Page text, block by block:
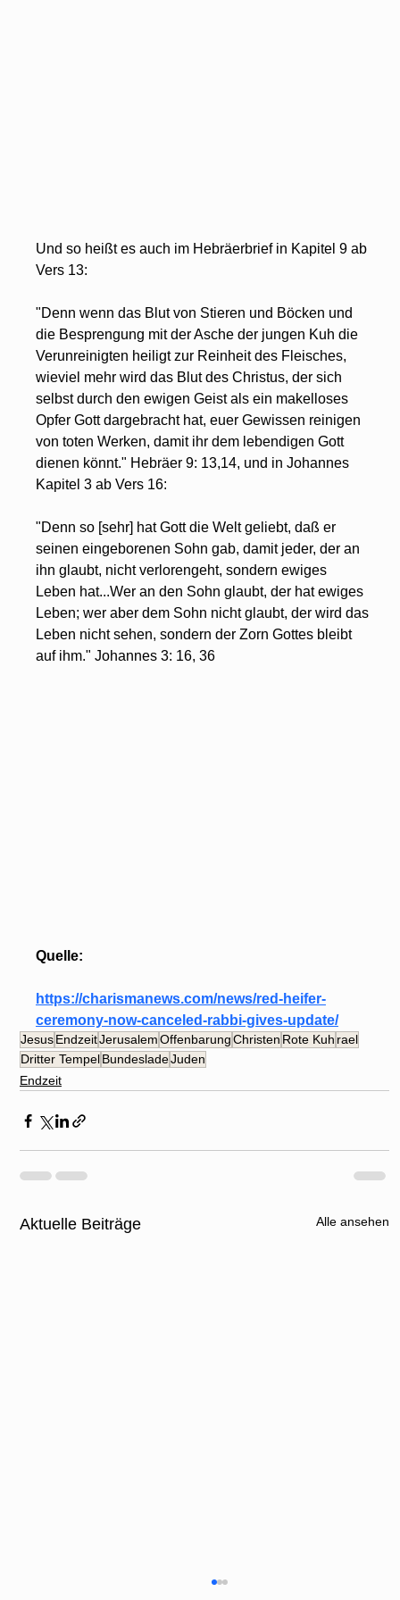
Und so heißt es auch im Hebräerbrief in Kapitel 9 ab
Vers 13:
"Denn wenn das Blut von Stieren und Böcken und
die Besprengung mit der Asche der jungen Kuh die
Verunreinigten heiligt zur Reinheit des Fleisches,
wieviel mehr wird das Blut des Christus, der sich
selbst durch den ewigen Geist als ein makelloses
Opfer Gott dargebracht hat, euer Gewissen reinigen
von toten Werken, damit ihr dem lebendigen Gott
dienen könnt." Hebräer 9: 13,14, und in Johannes
Kapitel 3 ab Vers 16:
"Denn so [sehr] hat Gott die Welt geliebt, daß er
seinen eingeborenen Sohn gab, damit jeder, der an
ihn glaubt, nicht verlorengeht, sondern ewiges
Leben hat...Wer an den Sohn glaubt, der hat ewiges
Leben; wer aber dem Sohn nicht glaubt, der wird das
Leben nicht sehen, sondern der Zorn Gottes bleibt
auf ihm." Johannes 3: 16, 36
Quelle:
https://charismanews.com/news/red-heifer-
ceremony-now-canceled-rabbi-gives-update/
JesusEndzeitJerusalemOffenbarungChristen Rote Kuh rael
Dritter TempelBundesladeJuden
Endzeit
Aktuelle Beiträge Alle ansehen